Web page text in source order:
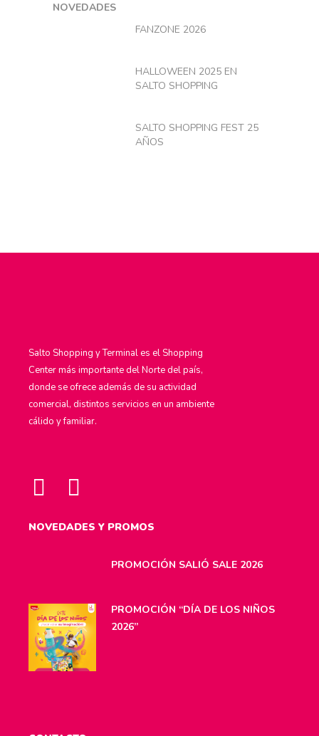
NOVEDADES
FANZONE 2026
HALLOWEEN 2025 EN
SALTO SHOPPING
SALTO SHOPPING FEST 25
AÑOS
Salto Shopping y Terminal es el Shopping
Center más importante del Norte del país,
donde se ofrece además de su actividad
comercial, distintos servicios en un ambiente
cálido y familiar.
NOVEDADES Y PROMOS
PROMOCIÓN SALIÓ SALE 2026
PROMOCIÓN “DÍA DE LOS NIÑOS
2026”